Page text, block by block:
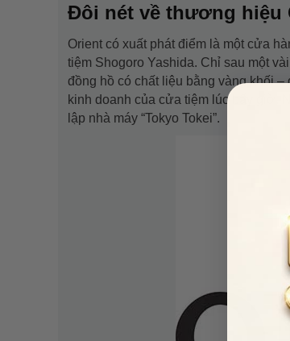
Đôi nét về thương hiệu
Orient có xuất phát điểm là một cửa
tiệm Shogoro Yashida. Chỉ sau một
đồng hồ có chất liệu bằng vàng khối
kinh doanh của cửa tiệm lúc bấy giờ.
lập nhà máy “Tokyo Tokei”.